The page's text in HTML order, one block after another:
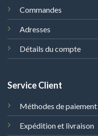
Commandes
Adresses
Détails du compte
Service Client
Méthodes de paiement
Expédition et livraison